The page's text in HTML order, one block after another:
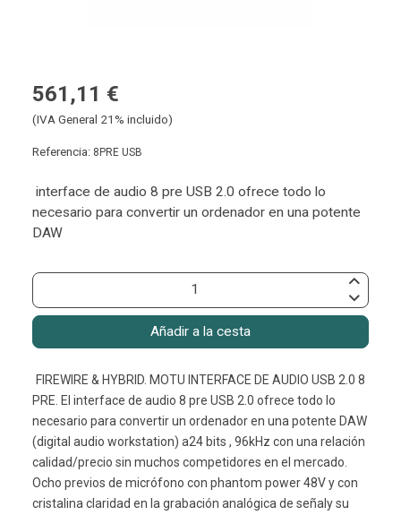
561,11 €
(IVA General 21% incluido)
Referencia: 8PRE USB
interface de audio 8 pre USB 2.0 ofrece todo lo
necesario para convertir un ordenador en una potente
DAW
Añadir a la cesta
FIREWIRE & HYBRID. MOTU INTERFACE DE AUDIO USB 2.0 8
PRE. El interface de audio 8 pre USB 2.0 ofrece todo lo
necesario para convertir un ordenador en una potente DAW
(digital audio workstation) a24 bits , 96kHz con una relación
calidad/precio sin muchos competidores en el mercado.
Ocho previos de micrófono con phantom power 48V y con
cristalina claridad en la grabación analógica de señaly su